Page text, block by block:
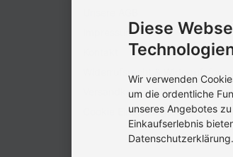
Impressum
Versandkosten EU
Cookie Einstellungen
Diese
Wir verwenden
um die ordentliche
unseres Angebotes
Einkaufserlebnis
Datenschutzerklärung.